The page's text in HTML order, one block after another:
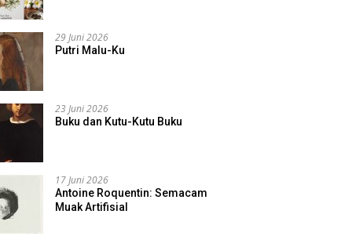
29 Juni 2026
Putri Malu-Ku
23 Juni 2026
Buku dan Kutu-Kutu Buku
17 Juni 2026
Antoine Roquentin: Semacam
Muak Artifisial